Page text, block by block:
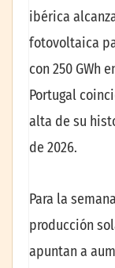
ibérica
fotovoltaica
con 250 GWh
Portugal
alta de su
de 2026.
Para la
producción
apuntan a